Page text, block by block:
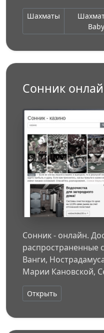
Шахматы
Baby
Сонник
Сонник - онлайн.
распространенные
Ванги,
Марии Кановской,
Открыть